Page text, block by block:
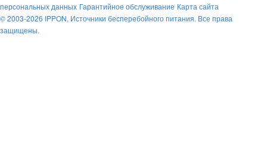
персональных данных Гарантийное обслуживание Карта сайта
© 2003-2026 IPPON, Источники бесперебойного питания. Все права
защищены.